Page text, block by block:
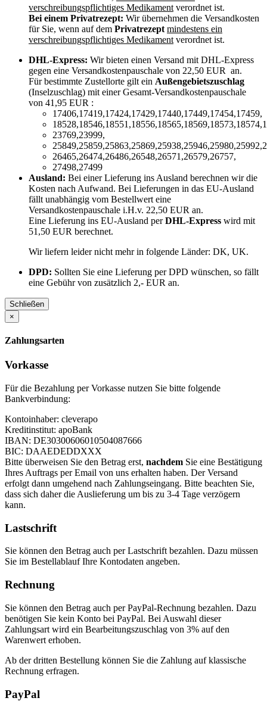
verschreibungspflichtiges Medikament verordnet ist.
Bei einem Privatrezept: Wir übernehmen die Versandkosten
für Sie, wenn auf dem Privatrezept mindestens ein
verschreibungspflichtiges Medikament verordnet ist.
DHL-Express: Wir bieten einen Versand mit DHL-Express
gegen eine Versandkostenpauschale von 22,50 EUR an.
Für bestimmte Zustellorte gilt ein Außengebietszuschlag
(Inselzuschlag) mit einer Gesamt-Versandkostenpauschale
von 41,95 EUR :
17406,17419,17424,17429,17440,17449,17454,17459,
23769,23999,
26465,26474,26486,26548,26571,26579,26757,
27498,27499
Ausland: Bei einer Lieferung ins Ausland berechnen wir die
Kosten nach Aufwand. Bei Lieferungen in das EU-Ausland
fällt unabhängig vom Bestellwert eine
Versandkostenpauschale i.H.v. 22,50 EUR an.
Eine Lieferung ins EU-Ausland perDHL-Express wird mit
51,50 EUR berechnet.
Wir liefern leider nicht mehr in folgende Länder: DK, UK.
DPD: Sollten Sie eine Lieferung per DPD wünschen, so fällt
eine Gebühr von zusätzlich 2,- EUR an.
Schließen
×
Zahlungsarten
Vorkasse
Für die Bezahlung per Vorkasse nutzen Sie bitte folgende
Bankverbindung:
Kontoinhaber: cleverapo
Kreditinstitut: apoBank
IBAN: DE30300606010504087666
BIC: DAAEDEDDXXX
Bitte überweisen Sie den Betrag erst, nachdem Sie eine Bestätigung
Ihres Auftrags per Email von uns erhalten haben. Der Versand
erfolgt dann umgehend nach Zahlungseingang. Bitte beachten Sie,
dass sich daher die Auslieferung um bis zu 3-4 Tage verzögern
kann.
Lastschrift
Sie können den Betrag auch per Lastschrift bezahlen. Dazu müssen
Sie im Bestellablauf Ihre Kontodaten angeben.
Rechnung
Sie können den Betrag auch per PayPal-Rechnung bezahlen. Dazu
benötigen Sie kein Konto bei PayPal. Bei Auswahl dieser
Zahlungsart wird ein Bearbeitungszuschlag von 3% auf den
Warenwert erhoben.
Ab der dritten Bestellung können Sie die Zahlung auf klassische
Rechnung erfragen.
PayPal